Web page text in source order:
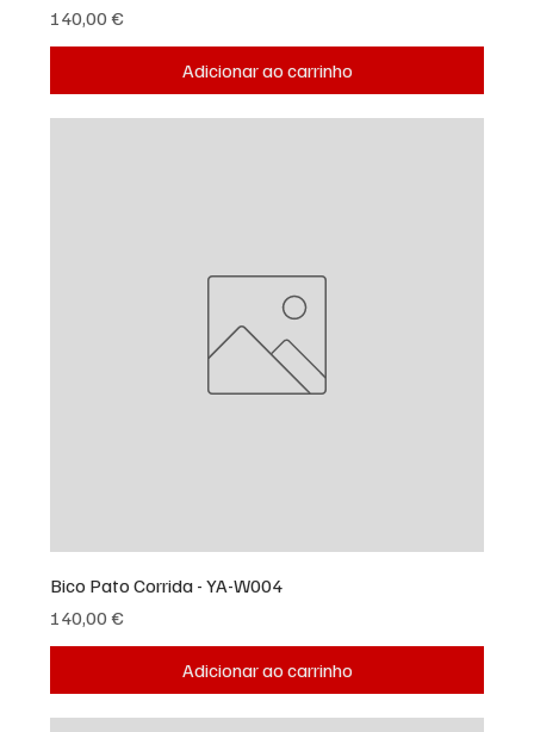
Preço
140,00 €
Adicionar ao carrinho
Bico Pato Corrida - YA-W004
Preço
140,00 €
Adicionar ao carrinho